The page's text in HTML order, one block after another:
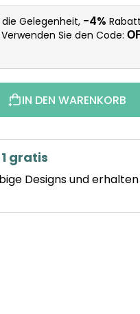
Gelegenheit, -4%
Sie den Code:
IN DEN WARENKORB
gratis
Designs und